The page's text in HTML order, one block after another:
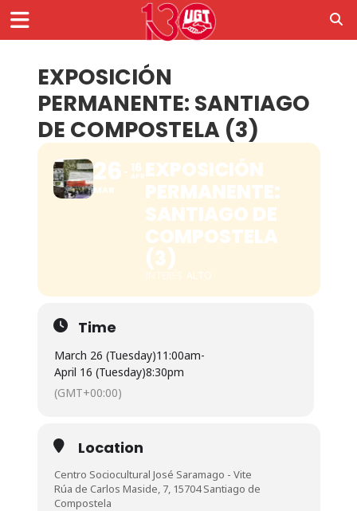
EXPOSICIÓN
PERMANENTE: SANTIAGO
DE COMPOSTELA (3)
26
MAR
16
APREXPOSICIÓN
PERMANENTE:
SANTIAGO DE
COMPOSTELA
(3)
ALTO
Time
March 26 (Tuesday)11:00am-
April 16 (Tuesday)8:30pm
(GMT+00:00)
Location
Centro Sociocultural José Saramago - Vite
Rúa de Carlos Maside, 7, 15704 Santiago de
Compostela